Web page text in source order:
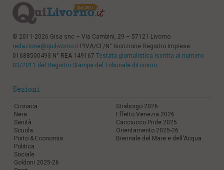
© 2011-2026 Gisa snc – Via Cambini, 29 – 57121 Livorno
redazione@quilivorno.it P.IVA/CF/N° Iscrizione Registro Imprese:
01688500493 N° REA 149167 Testata giornalistica iscritta al numero
03/2011 del Registro Stampa del Tribunale diLivorno
Sezioni
Cronaca
Nera
Sanità
Scuola
Porto & Economia
Politica
Sociale
Goldoni 2025-26
Straborgo 2026
Effetto Venezia 2026
Cacciucco Pride 2025
Orientamento 2025-26
Biennale del Mare e dell'Acqua